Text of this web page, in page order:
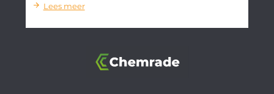
Lees meer